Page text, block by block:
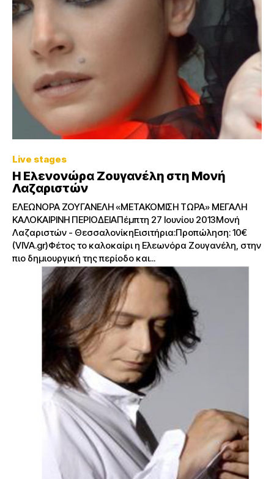
Live stages
Η Ελενονώρα Ζουγανέλη στη Μονή
Λαζαριστών
ΕΛΕΩΝΟΡΑ ΖΟΥΓΑΝΕΛΗ «ΜΕΤΑΚΟΜΙΣΗ ΤΩΡΑ» ΜΕΓΑΛΗ
ΚΑΛΟΚΑΙΡΙΝΗ ΠΕΡΙΟΔΕΙΑΠέμπτη 27 Ιουνίου 2013Μονή
Λαζαριστών - ΘεσσαλονίκηΕισιτήρια:Προπώληση: 10€
(VIVA.gr)Φέτος το καλοκαίρι η Ελεωνόρα Ζουγανέλη, στην
πιο δημιουργική της περίοδο και...